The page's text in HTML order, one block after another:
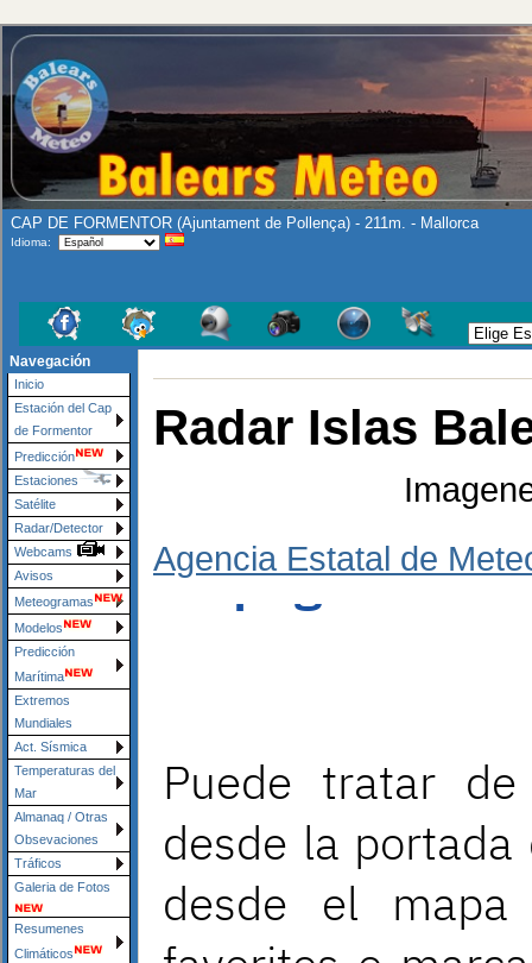
CAP DE FORMENTOR (Ajuntament de Pollença) - 211m. - Mallorca
Idioma:
Navegación
Inicio
Estación del Cap
de Formentor
Predicción
Estaciones
Satélite
Radar/Detector
Webcams
Avisos
Meteogramas
Modelos
Predicción
Marítima
Extremos
Mundiales
Act. Sísmica
Temperaturas del
Mar
Almanaq / Otras
Obsevaciones
Tráficos
Galeria de Fotos
Resumenes
Climáticos
Radar Islas
Agencia Estatal de